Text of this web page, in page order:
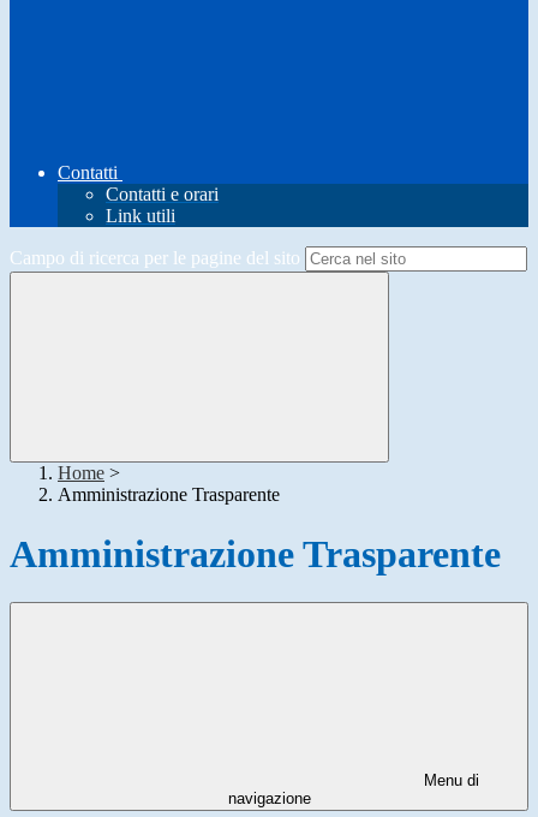
Contatti
Contatti e orari
Link utili
Campo di ricerca per le pagine del sito
Home >
Amministrazione Trasparente
Amministrazione Trasparente
Menu di
navigazione